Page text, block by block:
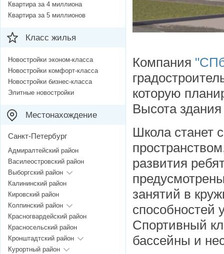
Компания
которую
Высота
Школа станет
развития
занятий в
способностей
Спортивный
бассейны и
Квартира за 4 миллиона
Квартира за 5 миллионов
Класс жилья
Новостройки эконом-класса
Новостройки комфорт-класса
Новостройки бизнес-класса
Элитные новостройки
Местонахождение
Санкт-Петербург
Адмиралтейский район
Василеостровский район
Выборгский район
Калининский район
Кировский район
Колпинский район
Красногвардейский район
Красносельский район
Кронштадтский район
Курортный район